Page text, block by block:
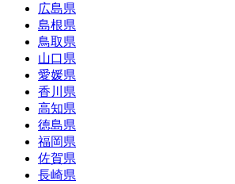
広島県
島根県
鳥取県
山口県
愛媛県
香川県
高知県
徳島県
福岡県
佐賀県
長崎県